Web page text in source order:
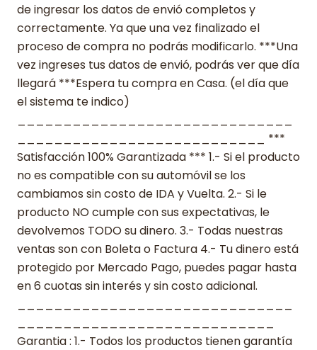
de ingresar los datos de envió completos y
correctamente. Ya que una vez finalizado el
proceso de compra no podrás modificarlo. ***Una
vez ingreses tus datos de envió, podrás ver que día
llegará ***Espera tu compra en Casa. (el día que
el sistema te indico)
___________________________ ***
Satisfacción 100% Garantizada *** 1.- Si el producto
no es compatible con su automóvil se los
cambiamos sin costo de IDA y Vuelta. 2.- Si le
producto NO cumple con sus expectativas, le
devolvemos TODO su dinero. 3.- Todas nuestras
ventas son con Boleta o Factura 4.- Tu dinero está
protegido por Mercado Pago, puedes pagar hasta
en 6 cuotas sin interés y sin costo adicional.
Garantia : 1.- Todos los productos tienen garantía